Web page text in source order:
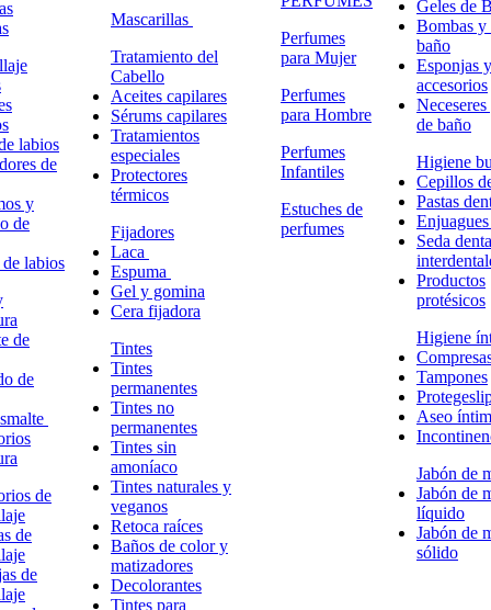
labios
de
y
de
labios
de
de
de
de
de
Mascarillas
Tratamiento del
Cabello
Aceites capilares
Sérums capilares
Tratamientos
especiales
Protectores
térmicos
Fijadores
Laca
Espuma
Gel y gomina
Cera fijadora
Tintes
Tintes
permanentes
Tintes no
permanentes
Tintes sin
amoníaco
Tintes naturales y
veganos
Retoca raíces
Baños de color y
matizadores
Decolorantes
Tintes para
Perfumes
para Mujer
Perfumes
para Hombre
Perfumes
Infantiles
Estuches de
perfumes
Geles de
Bombas y
baño
Esponjas y
accesorios
de baño
Higiene
Cepillos
Pastas
Seda
Productos
protésicos
Higiene
Tampones
Aseo
Jabón de
Jabón de
líquido
Jabón de
sólido